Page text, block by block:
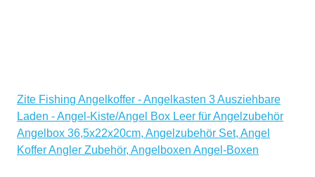
Zite Fishing Angelkoffer - Angelkasten 3 Ausziehbare
Laden - Angel-Kiste/Angel Box Leer für Angelzubehör
Angelbox 36,5x22x20cm, Angelzubehör Set, Angel
Koffer Angler Zubehör, Angelboxen Angel-Boxen